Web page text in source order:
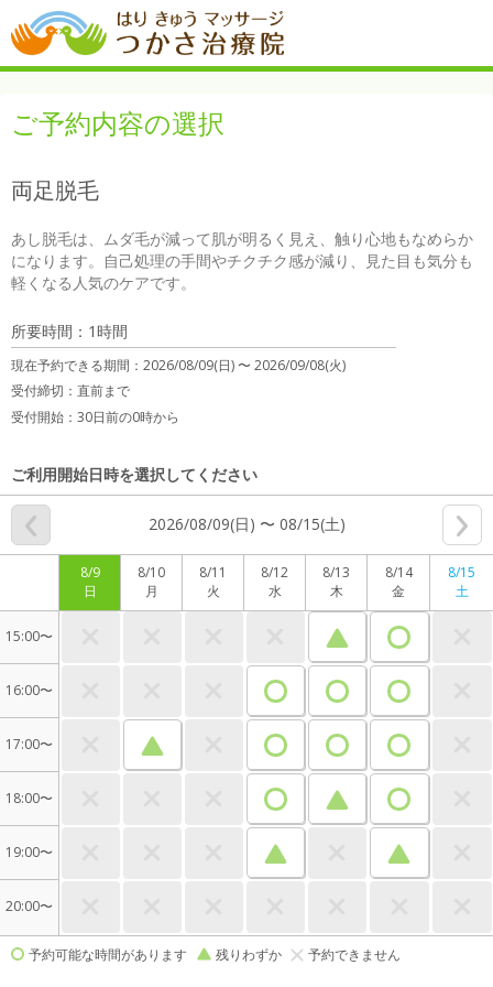
ご予約内容の選択
両足脱毛
あし脱毛は、ムダ毛が減って肌が明るく見え、触り心地もなめらか
になります。自己処理の手間やチクチク感が減り、見た目も気分も
軽くなる人気のケアです。
所要時間：1時間
現在予約できる期間： 2026/08/09(日) 〜2026/09/08(火)
受付締切： 直前まで
受付開始： 30日前の0時から
ご利用開始日時を選択してください
2026/08/09(日) 〜 08/15(土)
8/9
日
8/10
月
8/11
火
8/12
水
8/13
木
8/14
金
8/15
土
15:00〜
16:00〜
17:00〜
18:00〜
19:00〜
20:00〜
予約可能な時間があります 残りわずか 予約できません